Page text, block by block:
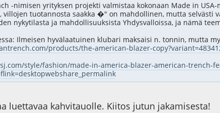
-nimisen yrityksen projekti valmistaa kokonaan Made in
villojen tuotannosta saakka �" on mahdollinen, mutta selvästi
nykytilasta ja mahdollisuuksista Yhdysvalloissa, ja nämä
Ilmeisen hyvälaatuinen klubari maksaisi n. tonnin, mutta
products/the-american-blazer-
style/fashion/made-in-america-blazer-american-trench-
luettavaa kahvitauolle. Kiitos jutun jakamisesta!